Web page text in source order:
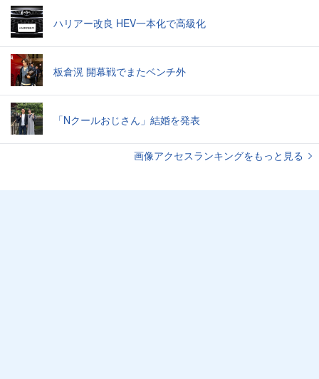
ハリアー改良 HEV一本化で高級化
板倉滉 開幕戦でまたベンチ外
「Nクールおじさん」結婚を発表
画像アクセスランキングをもっと見る